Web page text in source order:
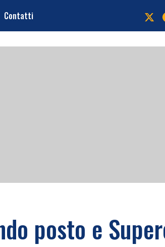
Contatti
posto e